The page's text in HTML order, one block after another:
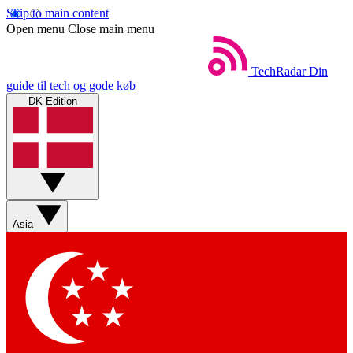
Skip to main content
Open menu Close main menu
TechRadar Din
guide til tech og gode køb
DK Edition
Asia